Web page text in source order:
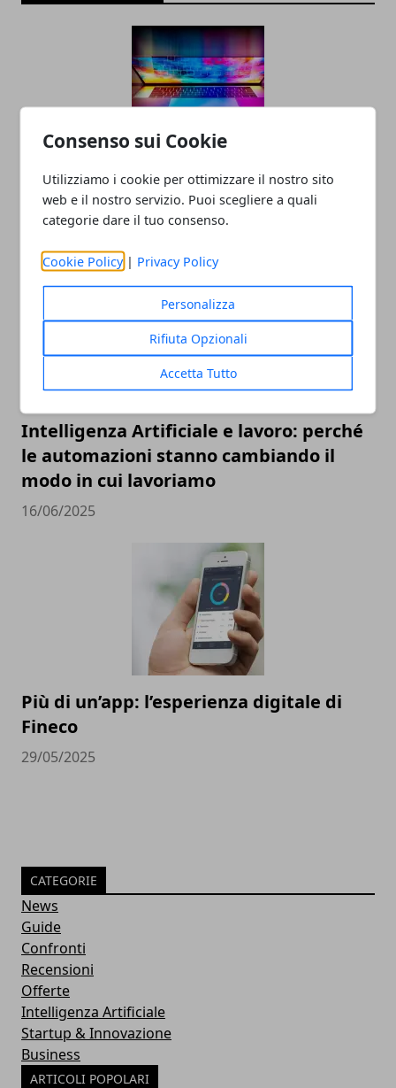
Consenso sui Cookie
Utilizziamo i cookie per ottimizzare il nostro sito
web e il nostro servizio. Puoi scegliere a quali
categorie dare il tuo consenso.
Cookie Policy | Privacy Policy
Personalizza
Rifiuta Opzionali
Accetta Tutto
Tecnologia e innovazione sociale: un
rapporto in crescita
Intelligenza Artificiale e lavoro: perché
le automazioni stanno cambiando il
modo in cui lavoriamo
16/06/2025
Più di un’app: l’esperienza digitale di
Fineco
29/05/2025
CATEGORIE
News
Guide
Confronti
Recensioni
Offerte
Intelligenza Artificiale
Startup & Innovazione
Business
ARTICOLI POPOLARI